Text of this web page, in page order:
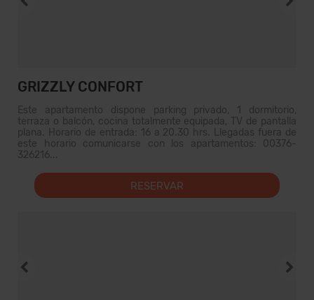
GRIZZLY CONFORT
Este apartamento dispone parking privado, 1 dormitorio,
terraza o balcón, cocina totalmente equipada, TV de pantalla
plana. Horario de entrada: 16 a 20.30 hrs. Llegadas fuera de
este horario comunicarse con los apartamentos: 00376-
326216...
RESERVAR